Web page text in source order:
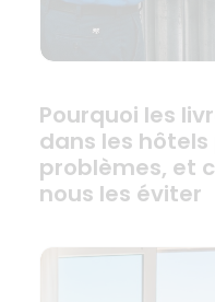
Pourquoi les
dans les
problèmes, et
nous les éviter